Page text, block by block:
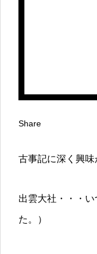
Share
古事記に深く興
出雲大社・・・
た。）